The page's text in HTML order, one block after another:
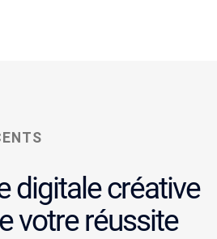
digitale créative
votre réussite